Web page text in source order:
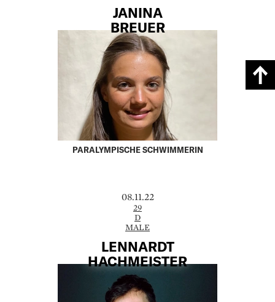
JANINA
BREUER
PARALYMPISCHE SCHWIMMERIN
08.11.22
29
D
MALE
LENNARDT
HACHMEISTER